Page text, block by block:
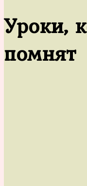
Уроки,
помнят